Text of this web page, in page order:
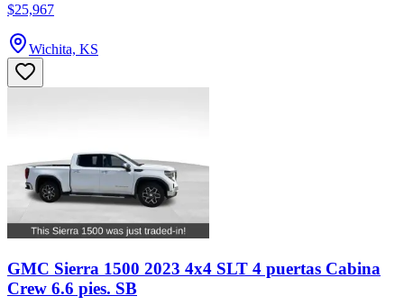
$25,967
Wichita, KS
GMC Sierra 1500 2023 4x4 SLT 4 puertas Cabina
Crew 6.6 pies. SB